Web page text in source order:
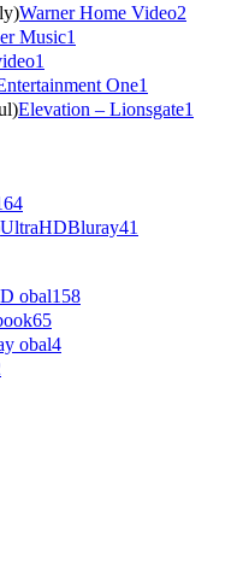
Warner Home Video2
Music1
1
One1
Elevation – Lionsgate1
UltraHDBluray41
obal158
65
obal4